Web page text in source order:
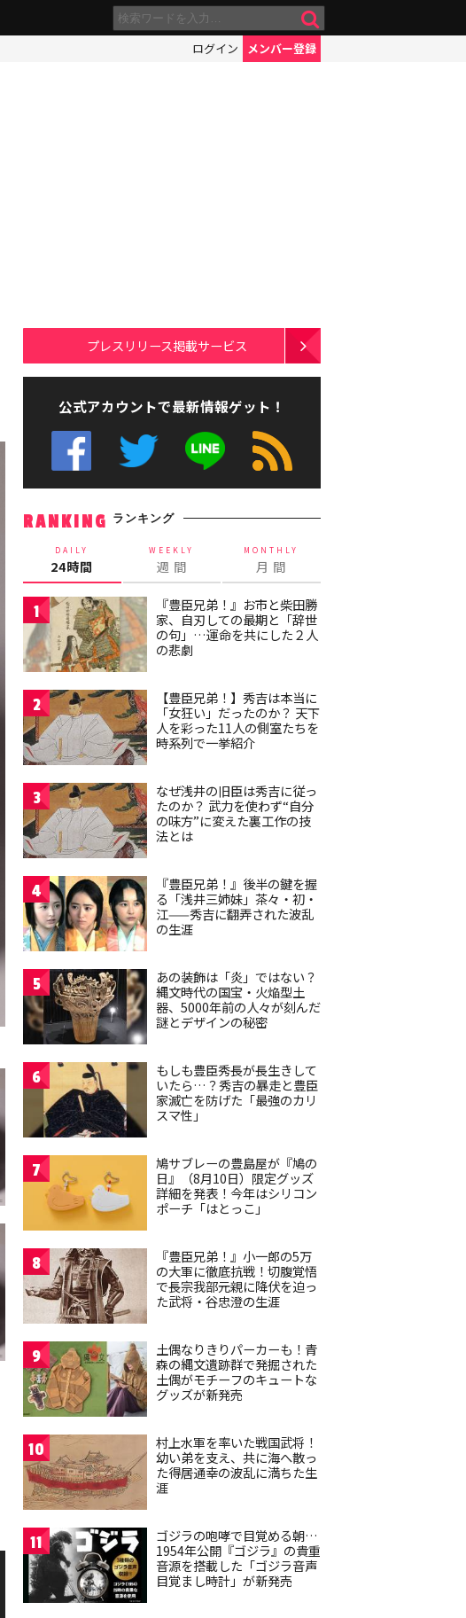
ログイン メンバー登録
プレスリリース掲載サービス
公式アカウントで最新情報ゲット！
RANKING ランキング
DAILY
24時間
WEEKLY
週 間
MONTHLY
月 間
1
『豊臣兄弟！』お市と柴田勝
家、自刃しての最期と「辞世
の句」…運命を共にした２人
の悲劇
2
【豊臣兄弟！】秀吉は本当に
「女狂い」だったのか？ 天下
人を彩った11人の側室たちを
時系列で一挙紹介
3
なぜ浅井の旧臣は秀吉に従っ
たのか？ 武力を使わず“自分
の味方”に変えた裏工作の技
法とは
4
『豊臣兄弟！』後半の鍵を握
る「浅井三姉妹」茶々・初・
江——秀吉に翻弄された波乱
の生涯
5
あの装飾は「炎」ではない？
縄文時代の国宝・火焔型土
器、5000年前の人々が刻んだ
謎とデザインの秘密
6
もしも豊臣秀長が長生きして
いたら…？秀吉の暴走と豊臣
家滅亡を防げた「最強のカリ
スマ性」
7
鳩サブレーの豊島屋が『鳩の
日』（8月10日）限定グッズ
詳細を発表！今年はシリコン
ポーチ「はとっこ」
8
『豊臣兄弟！』小一郎の5万
の大軍に徹底抗戦！切腹覚悟
で長宗我部元親に降伏を迫っ
た武将・谷忠澄の生涯
9
土偶なりきりパーカーも！青
森の縄文遺跡群で発掘された
土偶がモチーフのキュートな
グッズが新発売
10
村上水軍を率いた戦国武将！
幼い弟を支え、共に海へ散っ
た得居通幸の波乱に満ちた生
涯
11
ゴジラの咆哮で目覚める朝…
1954年公開『ゴジラ』の貴重
音源を搭載した「ゴジラ音声
目覚まし時計」が新発売